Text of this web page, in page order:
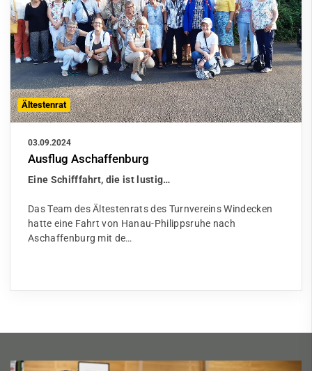
Ältestenrat
03.09.2024
Ausflug Aschaffenburg
Eine Schifffahrt, die ist lustig…
Das Team des Ältestenrats des Turnvereins Windecken
hatte eine Fahrt von Hanau-Philippsruhe nach
Aschaffenburg mit de…